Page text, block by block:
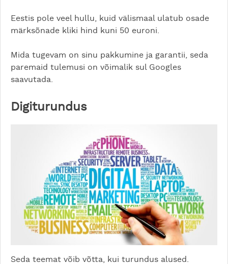
Eestis pole veel hullu, kuid välismaal ulatub osade
märksõnade kliki hind kuni 50 euroni.
Mida tugevam on sinu pakkumine ja garantii, seda
paremaid tulemusi on võimalik sul Googles
saavutada.
Digiturundus
Seda teemat võib võtta, kui turundus alused.